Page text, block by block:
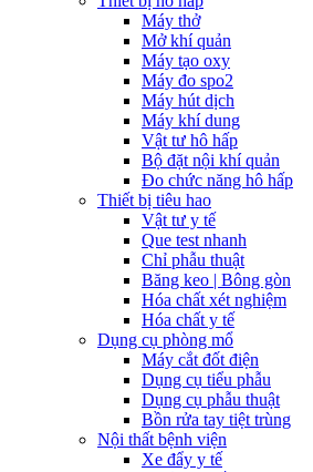
Máy thở
Mở khí quản
Máy tạo oxy
Máy đo spo2
Máy hút dịch
Máy khí dung
Vật tư hô hấp
Bộ đặt nội khí quản
Đo chức năng hô hấp
Thiết bị tiêu hao
Vật tư y tế
Que test nhanh
Chỉ phẫu thuật
Băng keo | Bông gòn
Hóa chất xét nghiệm
Hóa chất y tế
Dụng cụ phòng mổ
Máy cắt đốt điện
Dụng cụ tiểu phẫu
Dụng cụ phẫu thuật
Bồn rửa tay tiệt trùng
Nội thất bệnh viện
Xe đẩy y tế